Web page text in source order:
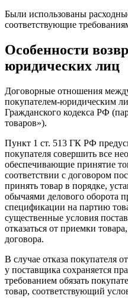
Были использованы
соответствующие
Особенности
юридических лиц
Договорные отношения
покупателем-юридическим
Гражданского кодекса РФ
товаров»).
Пункт 1 ст. 513 ГК РФ
покупателя совершить все
обеспечивающие принятие
соответствии с договором
принять товар в порядке,
обычаями делового оборота
спецификации на партию
существенные условия
отказаться от приемки
договора.
В случае отказа покупателя
у поставщика сохраняется
требованием обязать
товар, соответствующий